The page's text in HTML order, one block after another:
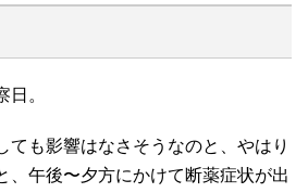
。
ても影響はなさそうなのと、やはり
、午後〜夕方にかけて断薬症状が出